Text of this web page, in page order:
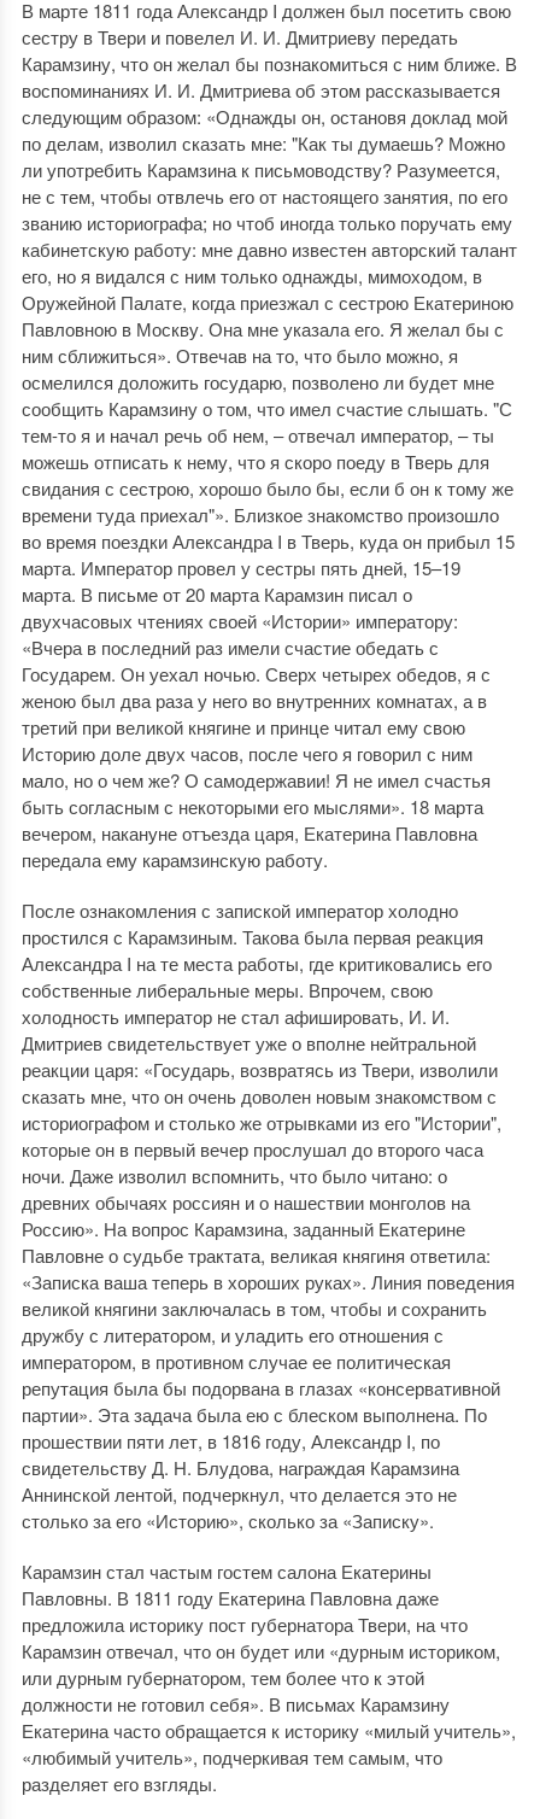
В марте 1811 года Александр I должен был посетить свою
сестру в Твери и повелел И. И. Дмитриеву передать
Карамзину, что он желал бы познакомиться с ним ближе. В
воспоминаниях И. И. Дмитриева об этом рассказывается
следующим образом: «Однажды он, остановя доклад мой
по делам, изволил сказать мне: "Как ты думаешь? Можно
ли употребить Карамзина к письмоводству? Разумеется,
не с тем, чтобы отвлечь его от настоящего занятия, по его
званию историографа; но чтоб иногда только поручать ему
кабинетскую работу: мне давно известен авторский талант
его, но я видался с ним только однажды, мимоходом, в
Оружейной Палате, когда приезжал с сестрою Екатериною
Павловною в Москву. Она мне указала его. Я желал бы с
ним сближиться». Отвечав на то, что было можно, я
осмелился доложить государю, позволено ли будет мне
сообщить Карамзину о том, что имел счастие слышать. "С
тем-то я и начал речь об нем, – отвечал император, – ты
можешь отписать к нему, что я скоро поеду в Тверь для
свидания с сестрою, хорошо было бы, если б он к тому же
времени туда приехал"». Близкое знакомство произошло
во время поездки Александра I в Тверь, куда он прибыл 15
марта. Император провел у сестры пять дней, 15–19
марта. В письме от 20 марта Карамзин писал о
двухчасовых чтениях своей «Истории» императору:
«Вчера в последний раз имели счастие обедать с
Государем. Он уехал ночью. Сверх четырех обедов, я с
женою был два раза у него во внутренних комнатах, а в
третий при великой княгине и принце читал ему свою
Историю доле двух часов, после чего я говорил с ним
мало, но о чем же? О самодержавии! Я не имел счастья
быть согласным с некоторыми его мыслями». 18 марта
вечером, накануне отъезда царя, Екатерина Павловна
передала ему карамзинскую работу.
После ознакомления с запиской император холодно
простился с Карамзиным. Такова была первая реакция
Александра I на те места работы, где критиковались его
собственные либеральные меры. Впрочем, свою
холодность император не стал афишировать, И. И.
Дмитриев свидетельствует уже о вполне нейтральной
реакции царя: «Государь, возвратясь из Твери, изволили
сказать мне, что он очень доволен новым знакомством с
историографом и столько же отрывками из его "Истории",
которые он в первый вечер прослушал до второго часа
ночи. Даже изволил вспомнить, что было читано: о
древних обычаях россиян и о нашествии монголов на
Россию». На вопрос Карамзина, заданный Екатерине
Павловне о судьбе трактата, великая княгиня ответила:
«Записка ваша теперь в хороших руках». Линия поведения
великой княгини заключалась в том, чтобы и сохранить
дружбу с литератором, и уладить его отношения с
императором, в противном случае ее политическая
репутация была бы подорвана в глазах «консервативной
партии». Эта задача была ею с блеском выполнена. По
прошествии пяти лет, в 1816 году, Александр I, по
свидетельству Д. Н. Блудова, награждая Карамзина
Аннинской лентой, подчеркнул, что делается это не
столько за его «Историю», сколько за «Записку».
Карамзин стал частым гостем салона Екатерины
Павловны. В 1811 году Екатерина Павловна даже
предложила историку пост губернатора Твери, на что
Карамзин отвечал, что он будет или «дурным историком,
или дурным губернатором, тем более что к этой
должности не готовил себя». В письмах Карамзину
Екатерина часто обращается к историку «милый учитель»,
«любимый учитель», подчеркивая тем самым, что
разделяет его взгляды.